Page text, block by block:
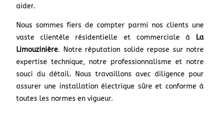
aider.
Nous sommes fiers de compter parmi nos clients une
vaste clientèle résidentielle et commerciale à
La
Limouzinière. Notre réputation solide repose sur notre
expertise technique, notre professionnalisme et notre
souci du détail. Nous travaillons avec diligence pour
assurer une installation électrique sûre et conforme à
toutes les normes en vigueur.